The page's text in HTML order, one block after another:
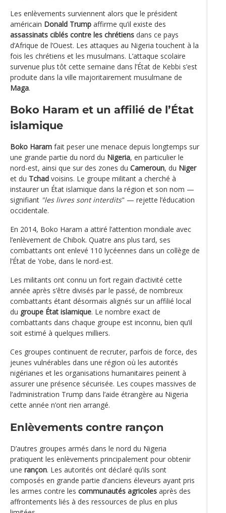
Les enlèvements surviennent alors que le président
américain Donald Trump affirme qu’il existe des
assassinats ciblés contre les chrétiens dans ce pays
d’Afrique de l’Ouest. Les attaques au Nigeria touchent à la
fois les chrétiens et les musulmans. L’attaque scolaire
survenue plus tôt cette semaine dans l’État de Kebbi s’est
produite dans la ville majoritairement musulmane de
Maga.
Boko Haram et un affilié de l’État
islamique
Boko Haram fait peser une menace depuis longtemps sur
une grande partie du nord du Nigeria, en particulier le
nord-est, ainsi que sur des zones du Cameroun, du Niger
et du Tchad voisins. Le groupe militant a cherché à
instaurer un État islamique dans la région et son nom —
signifiant "les livres sont interdits" — rejette l’éducation
occidentale.
En 2014, Boko Haram a attiré l’attention mondiale avec
l’enlèvement de Chibok. Quatre ans plus tard, ses
combattants ont enlevé 110 lycéennes dans un collège de
l’État de Yobe, dans le nord-est.
Les militants ont connu un fort regain d’activité cette
année après s’être divisés par le passé, de nombreux
combattants étant désormais alignés sur un affilié local
du groupe État islamique. Le nombre exact de
combattants dans chaque groupe est inconnu, bien qu’il
soit estimé à quelques milliers.
Ces groupes continuent de recruter, parfois de force, des
jeunes vulnérables dans une région où les autorités
nigérianes et les organisations humanitaires peinent à
assurer une présence sécurisée. Les coupes massives de
l’administration Trump dans l’aide étrangère au Nigeria
cette année n’ont rien arrangé.
Enlèvements contre rançon
D’autres groupes armés dans le nord du Nigeria
pratiquent les enlèvements principalement pour obtenir
une rançon. Les autorités ont déclaré qu’ils sont
composés en grande partie d’anciens éleveurs ayant pris
les armes contre les communautés agricoles après des
affrontements liés à des ressources de plus en plus